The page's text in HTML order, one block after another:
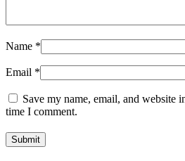
Name *
Email *
Save my name, email, and website
time I comment.